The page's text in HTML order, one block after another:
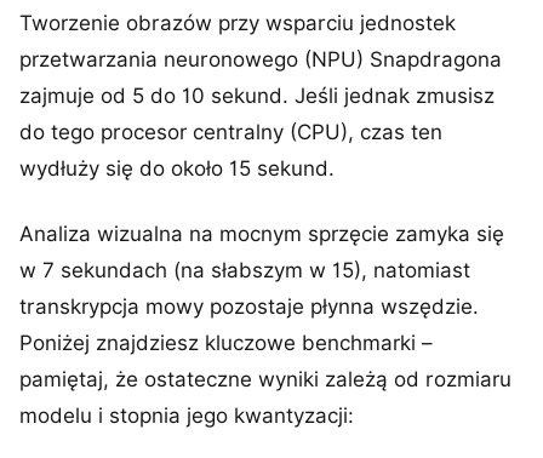
Tworzenie obrazów przy wsparciu jednostek
przetwarzania neuronowego (NPU) Snapdragona
zajmuje od 5 do 10 sekund. Jeśli jednak zmusisz
do tego procesor centralny (CPU), czas ten
wydłuży się do około 15 sekund.
Analiza wizualna na mocnym sprzęcie zamyka się
w 7 sekundach (na słabszym w 15), natomiast
transkrypcja mowy pozostaje płynna wszędzie.
Poniżej znajdziesz kluczowe benchmarki –
pamiętaj, że ostateczne wyniki zależą od rozmiaru
modelu i stopnia jego kwantyzacji: